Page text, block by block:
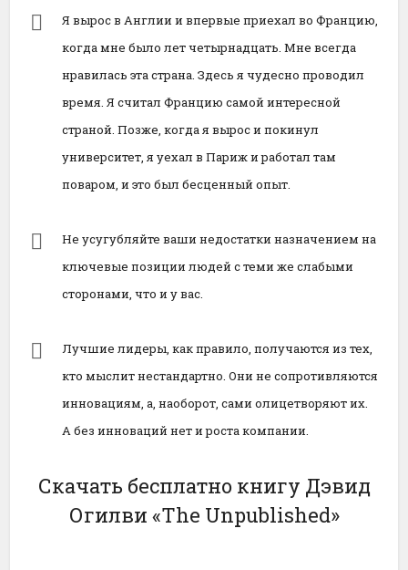
Я вырос в Англии и впервые приехал во Францию,
когда мне было лет четырнадцать. Мне всегда
нравилась эта страна. Здесь я чудесно проводил
время. Я считал Францию самой интересной
страной. Позже, когда я вырос и покинул
университет, я уехал в Париж и работал там
поваром, и это был бесценный опыт.
Не усугубляйте ваши недостатки назначением на
ключевые позиции людей с теми же слабыми
сторонами, что и у вас.
Лучшие лидеры, как правило, получаются из тех,
кто мыслит нестандартно. Они не сопротивляются
инновациям, а, наоборот, сами олицетворяют их.
А без инноваций нет и роста компании.
Скачать бесплатно книгу Дэвид
Огилви «The Unpublished»